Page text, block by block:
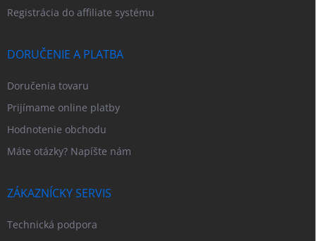
Registrácia do affiliate systému
DORUČENIE A PLATBA
Doručenia tovaru
Prijímame online platby
Hodnotenie obchodu
Máte otázky? Napíšte nám
ZÁKAZNÍCKY SERVIS
Technická podpora